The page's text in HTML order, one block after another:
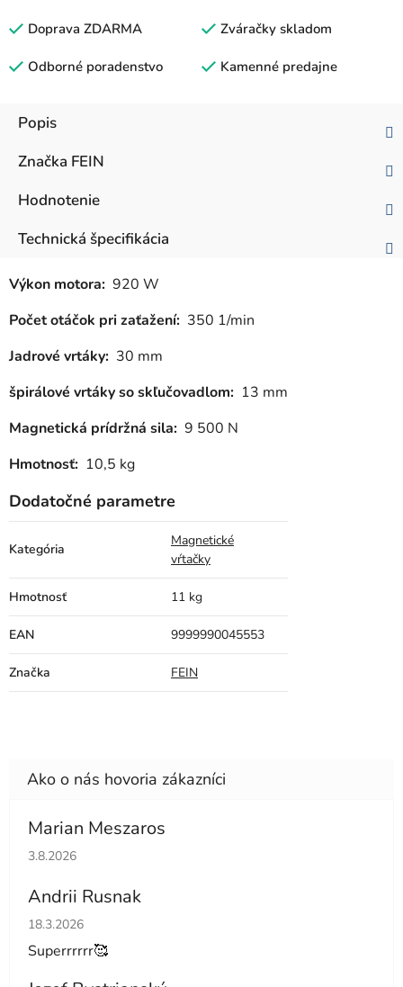
Doprava ZDARMA Zváračky skladom
Odborné poradenstvo Kamenné predajne
Popis
Značka FEIN
Hodnotenie
Technická špecifikácia
Výkon motora: 920 W
Počet otáčok pri zaťažení: 350 1/min
Jadrové vrtáky: 30 mm
špirálové vrtáky so skľučovadlom: 13 mm
Magnetická prídržná sila: 9 500 N
Hmotnosť: 10,5 kg
Dodatočné parametre
Kategória
Magnetické
vŕtačky
Hmotnosť 11 kg
EAN 9999990045553
Značka FEIN
Marian Meszaros
Hodnotenie obchodu je 5 z 5 hviezdičiek.
3.8.2026
Andrii Rusnak
Hodnotenie obchodu je 5 z 5 hviezdičiek.
18.3.2026
Superrrrrr🥰